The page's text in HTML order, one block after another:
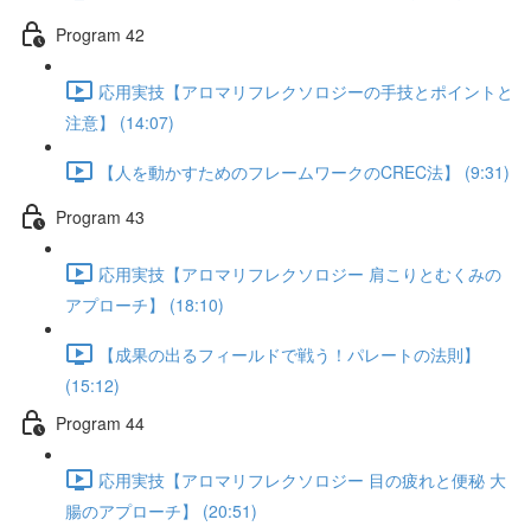
Program 42
応用実技【アロマリフレクソロジーの手技とポイントと
注意】 (14:07)
【人を動かすためのフレームワークのCREC法】 (9:31)
Program 43
応用実技【アロマリフレクソロジー 肩こりとむくみの
アプローチ】 (18:10)
【成果の出るフィールドで戦う！パレートの法則】
(15:12)
Program 44
応用実技【アロマリフレクソロジー 目の疲れと便秘 大
腸のアプローチ】 (20:51)